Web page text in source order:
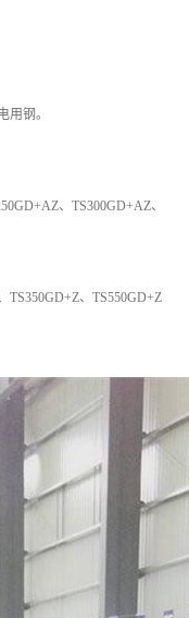
钢。
、TS300GD+AZ、
、TS550GD+Z